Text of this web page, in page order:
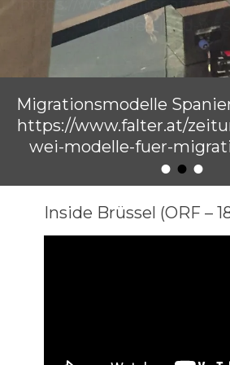
•••
Migrationsmodelle
https://www.falter.at/
wei-modelle-fuer-
Raimund Löw
Inside Brüssel (ORF –